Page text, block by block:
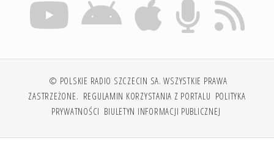
© POLSKIE RADIO SZCZECIN SA. WSZYSTKIE PRAWA
ZASTRZEŻONE. REGULAMIN KORZYSTANIA Z PORTALU POLITYKA
PRYWATNOŚCI BIULETYN INFORMACJI PUBLICZNEJ